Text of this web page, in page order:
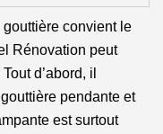
convient le
Rénovation peut
d’abord, il
pendante et
est surtout